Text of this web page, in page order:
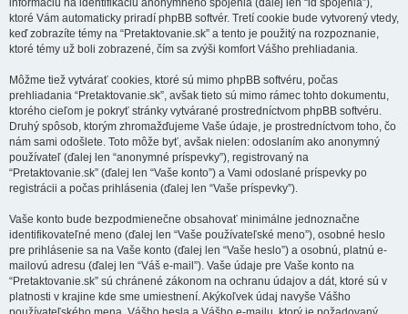
informáciu na identifikáciu anonymného spojenia (ďalej len “id spojenia”),
ktoré Vám automaticky priradí phpBB softvér. Tretí cookie bude vytvorený vtedy,
keď zobrazíte témy na “Pretaktovanie.sk” a tento je použitý na rozpoznanie,
ktoré témy už boli zobrazené, čím sa zvýši komfort Vášho prehliadania.
Môžme tiež vytvárať cookies, ktoré sú mimo phpBB softvéru, počas
prehliadania “Pretaktovanie.sk”, avšak tieto sú mimo rámec tohto dokumentu,
ktorého cieľom je pokryť stránky vytvárané prostredníctvom phpBB softvéru.
Druhý spôsob, ktorým zhromažďujeme Vaše údaje, je prostredníctvom toho, čo
nám sami odošlete. Toto môže byť, avšak nielen: odoslaním ako anonymný
používateľ (ďalej len “anonymné príspevky”), registrovaný na
“Pretaktovanie.sk” (ďalej len “Vaše konto”) a Vami odoslané príspevky po
registrácii a počas prihlásenia (ďalej len “Vaše príspevky”).
Vaše konto bude bezpodmienečne obsahovať minimálne jednoznačne
identifikovateľné meno (ďalej len “Vaše používateľské meno”), osobné heslo
pre prihlásenie sa na Vaše konto (ďalej len “Vaše heslo”) a osobnú, platnú e-
mailovú adresu (ďalej len “Váš e-mail”). Vaše údaje pre Vaše konto na
“Pretaktovanie.sk” sú chránené zákonom na ochranu údajov a dát, ktoré sú v
platnosti v krajine kde sme umiestnení. Akýkoľvek údaj navyše Vášho